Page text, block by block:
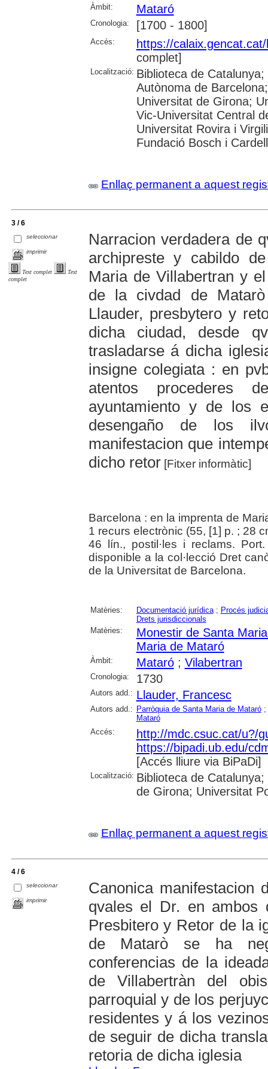
Àmbit: Mataró
Cronologia: [1700 - 1800]
Accés:
https://
complet]
Localització: Biblioteca de
Autònoma de
Universitat de Girona;
Vic-Universitat Central
Universitat Rovira i
Fundació Bosch i
Enllaç permanent a aquest
3 / 6
seleccionar
imprimir
Text complet
Text
complet
Narracion verdadera de
archipreste y cabildo
Maria de Villabertran y
de la civdad de
Llauder, presbytero y
dicha ciudad, desde
trasladarse á dicha
insigne colegiata : en
atentos procederes
ayuntamiento y de los
desengaño de los
manifestacion que
dicho retor[Fitxer informàtic]
Barcelona : en la imprenta de
1 recurs electrònic (55, [1] p. ; 28
46 lín., postil·les i reclams.
disponible a la col·lecció Dret
de la Universitat de Barcelona.
Matèries: Documentació jurídica; Procés
Drets jurisdiccionals
Matèries:
Monestir de Santa
Maria de Mataró
Àmbit: Mataró; Vilabertran
Cronologia: 1730
Autors add.: Llauder, Francesc
Autors add.: Parròquia de Santa Maria de Mataró;
Mataró
Accés:
http://mdc.csuc.cat/u?/
https://bipadi.ub.edu/
[Accés lliure via BiPaDi]
Localització: Biblioteca de
de Girona; Universitat
Enllaç permanent a aquest
4 / 6
seleccionar
imprimir
Canonica manifestacion
qvales el Dr. en ambos
Presbitero y Retor de la
de Matarò se ha
conferencias de la
de Villabertràn del
parroquial y de los
residentes y á los
de seguir de dicha
retoria de dicha iglesia